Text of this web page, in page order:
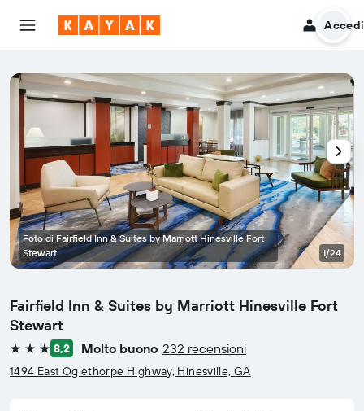
Accedi
Fairfield Inn & Suites by Marriott Hinesville Fort
Stewart
3 stelle 8,2 Molto buono 232 recensioni
1494 East Oglethorpe Highway, Hinesville, GA
Foto di Fairfield Inn & Suites by Marriott Hinesville Fort
Stewart
1/24